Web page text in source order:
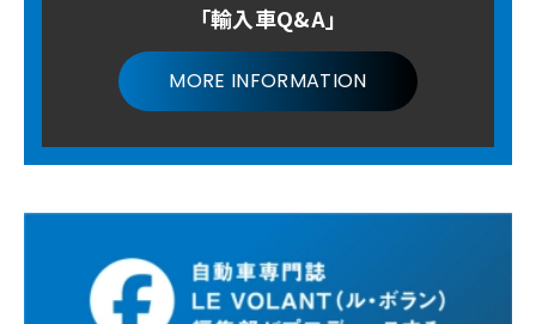
「輸入車Q&A」
MORE INFORMATION